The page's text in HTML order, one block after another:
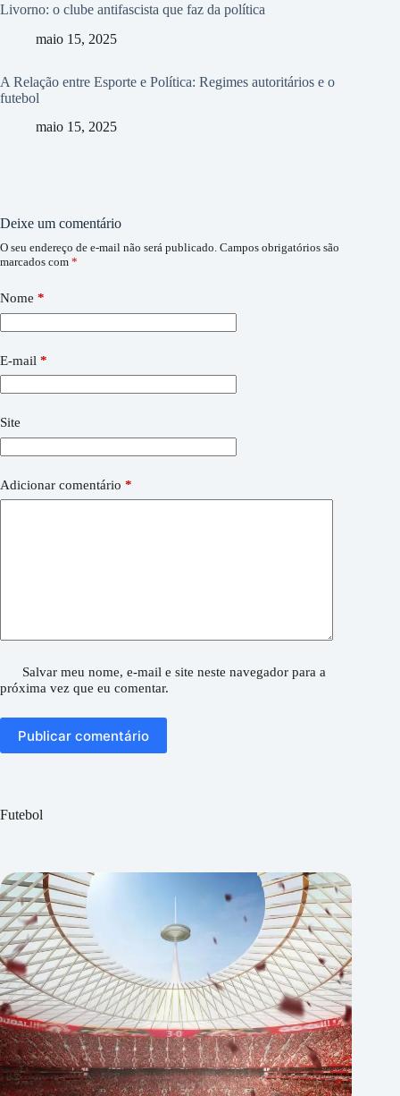
Livorno: o clube antifascista que faz da política
maio 15, 2025
A Relação entre Esporte e Política: Regimes autoritários e o
futebol
maio 15, 2025
Deixe um comentário
O seu endereço de e-mail não será publicado. Campos obrigatórios são
marcados com *
Nome *
E-mail *
Site
Adicionar comentário *
Salvar meu nome, e-mail e site neste navegador para a
próxima vez que eu comentar.
Publicar comentário
Futebol